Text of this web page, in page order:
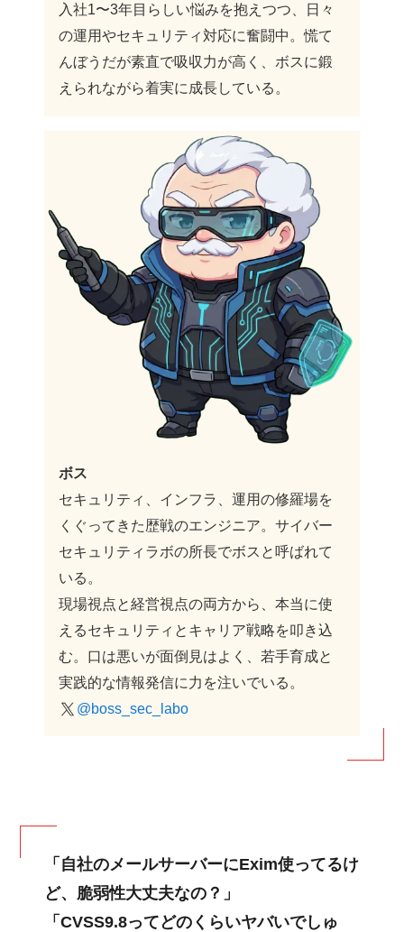
入社1〜3年目らしい悩みを抱えつつ、日々
の運用やセキュリティ対応に奮闘中。慌て
んぼうだが素直で吸収力が高く、ボスに鍛
えられながら着実に成長している。
ボス
セキュリティ、インフラ、運用の修羅場を
くぐってきた歴戦のエンジニア。サイバー
セキュリティラボの所長でボスと呼ばれて
いる。
現場視点と経営視点の両方から、本当に使
えるセキュリティとキャリア戦略を叩き込
む。口は悪いが面倒見はよく、若手育成と
実践的な情報発信に力を注いでいる。
@boss_sec_labo
「自社のメールサーバーにExim使ってるけ
ど、脆弱性大丈夫なの？」
「CVSS9.8ってどのくらいヤバいでしゅ